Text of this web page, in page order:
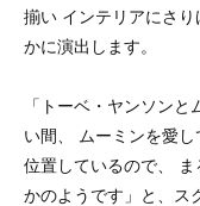
揃い インテリアにさ
かに演出します。
「トーベ・ヤンソン
い間、 ムーミンを愛
位置しているので、
かのようです」と、ス